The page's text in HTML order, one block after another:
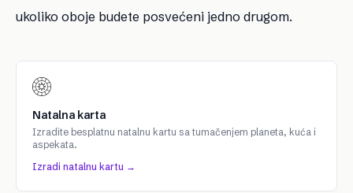
ukoliko oboje budete posvećeni jedno drugom.
Natalna karta
Izradite besplatnu natalnu kartu sa tumačenjem planeta, kuća i
aspekata.
Izradi natalnu kartu →